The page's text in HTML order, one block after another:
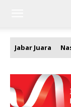
Jabar Juara